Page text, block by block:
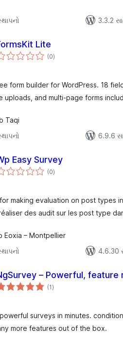
3.3.2
Lite
(0કુલ
રેટિંગ્સ
)
form builder for WordPress. 18
uploads, and multi-page forms
Taqi
6.9.6
Easy Survey
(0કુલ
રેટિંગ્સ
)
making evaluation on post types
des audit sur les post type
Eoxia – Montpellier
4.6.30
– Powerful,
(1કુલ
રેટિંગ્સ
)
surveys in minutes.
more features out of the box.